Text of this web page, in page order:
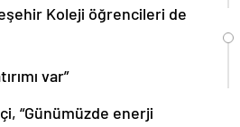
Koleji öğrencileri de
var”
“Günümüzde enerji